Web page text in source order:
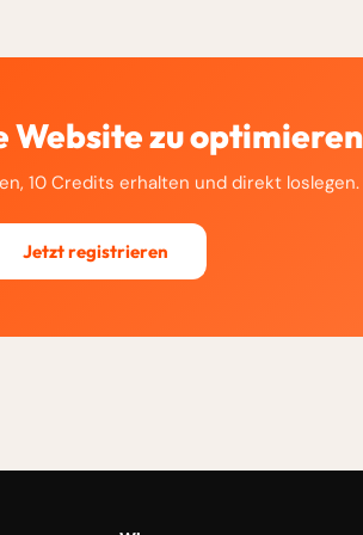
Website zu
10 Credits erhalten und direkt loslegen.
Jetzt registrieren